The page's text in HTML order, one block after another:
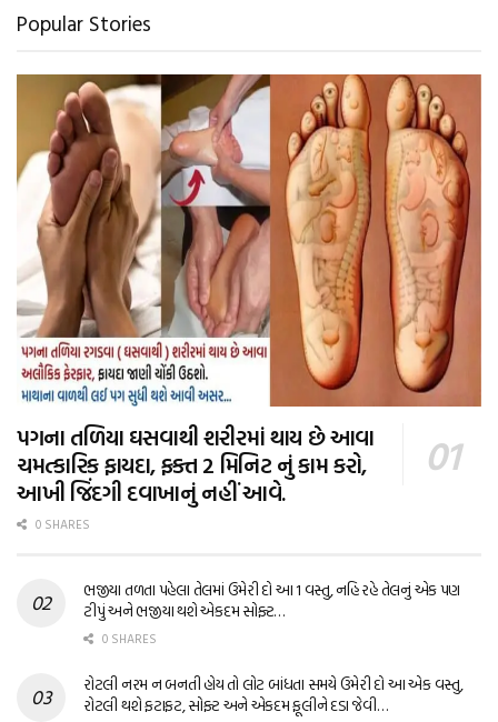
Popular Stories
પગના તળિયા ઘસવાથી શરીરમાં થાય છે આવા
ચમત્કારિક ફાયદા, ફક્ત 2 મિનિટ નું કામ કરો,
આખી જિંદગી દવાખાનું નહીં આવે.
0 SHARES
ભજીયા તળતા પહેલા તેલમાં ઉમેરી દો આ 1 વસ્તુ, નહિ રહે તેલનું એક પણ
ટીપું અને ભજીયા થશે એકદમ સોફ્ટ…
0 SHARES
રોટલી નરમ ન બનતી હોય તો લોટ બાંધતા સમયે ઉમેરી દો આ એક વસ્તુ,
રોટલી થશે ફટાફટ, સોફ્ટ અને એકદમ ફૂલીને દડા જેવી…